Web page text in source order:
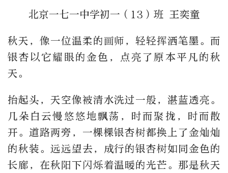
北京一七一中学初一（13）班 王奕童
秋天，像一位温柔的画师，轻轻挥洒笔墨。而
银杏以它耀眼的金色，点亮了原本平凡的秋
天。
抬起头，天空像被清水洗过一般，湛蓝透亮。
几朵白云慢悠悠地飘荡，时而聚拢，时而散
开。道路两旁，一棵棵银杏树都换上了金灿灿
的秋装。远远望去，成行的银杏树如同金色的
长廊，在秋阳下闪烁着温暖的光芒。那是秋天